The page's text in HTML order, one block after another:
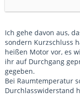
die Vorglühanlage
Der Geber G62 ist
Ich gehe davon aus,
sondern Kurzschluss
heißen Motor vor, es
ihr auf Durchgang
gegeben.
Bei Raumtemperatur
Durchlasswiderstand